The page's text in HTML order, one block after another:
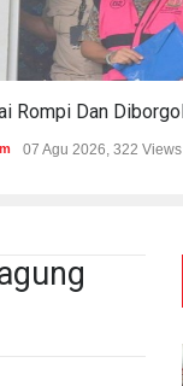
07 Agu 2026, 322 Views